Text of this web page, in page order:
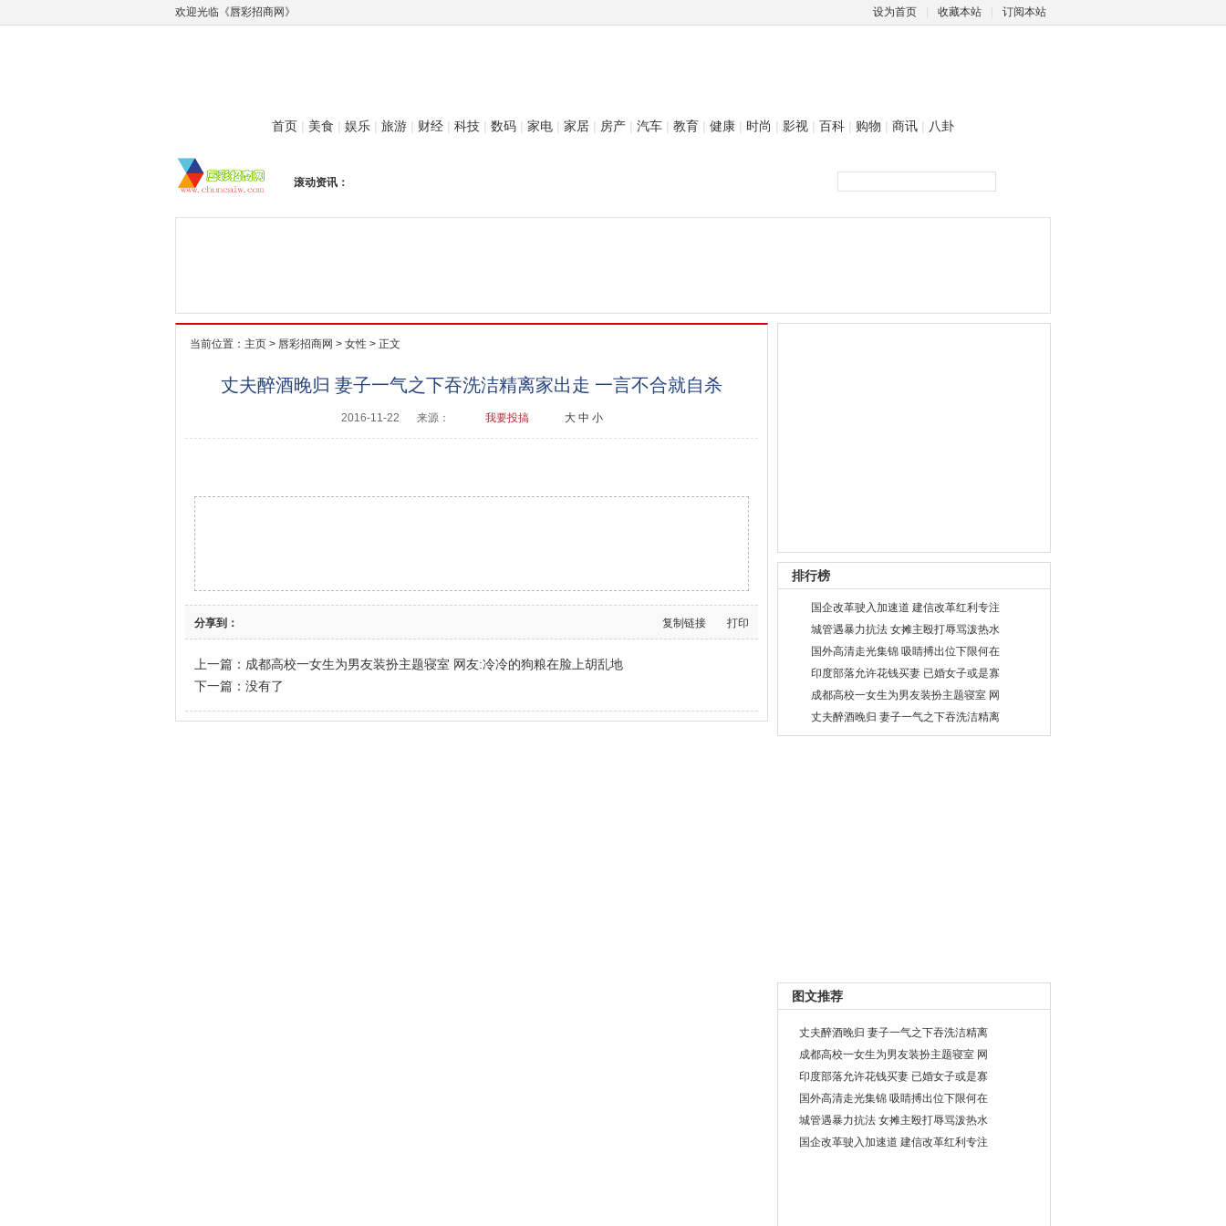
欢迎光临《唇彩招商网》 设为首页 收藏本站 订阅本站
首页 | 美食 | 娱乐 | 旅游 | 财经 | 科技 | 数码 | 家电 | 家居 | 房产 | 汽车 | 教育 | 健康 | 时尚 | 影视 | 百科 | 购物 | 商讯 | 八卦
滚动资讯：
当前位置： 主页 > 唇彩招商网 > 女性 > 正文
丈夫醉酒晚归 妻子一气之下吞洗洁精离家出走 一言不合就自杀
2016-11-22 来源： 我要投搞 大 中 小
分享到： 复制链接 打印
上一篇： 成都高校一女生为男友装扮主题寝室 网友:冷冷的狗粮在脸上胡乱地
下一篇：没有了
排行榜
国企改革驶入加速道 建信改革红利专注
城管遇暴力抗法 女摊主殴打辱骂泼热水
国外高清走光集锦 吸睛搏出位下限何在
印度部落允许花钱买妻 已婚女子或是寡
成都高校一女生为男友装扮主题寝室 网
丈夫醉酒晚归 妻子一气之下吞洗洁精离
图文推荐
丈夫醉酒晚归 妻子一气之下吞洗洁精离
成都高校一女生为男友装扮主题寝室 网
印度部落允许花钱买妻 已婚女子或是寡
国外高清走光集锦 吸睛搏出位下限何在
城管遇暴力抗法 女摊主殴打辱骂泼热水
国企改革驶入加速道 建信改革红利专注